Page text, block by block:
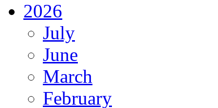
2026
July
June
March
February